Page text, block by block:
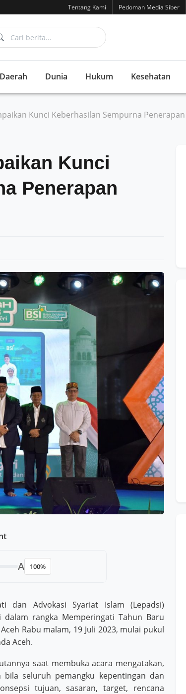
Tentang Kami Pedoman Media Siber
Daerah Dunia Hukum Kesehatan
Kunci Keberhasilan Sempurna
Kunci
Penerapan
A 100%
dan Advokasi Syariat Islam (Lepadsi)
rangka Memperingati Tahun Baru
Rabu malam, 19 Juli 2023, mulai pukul
Aceh.
saat membuka acara mengatakan,
seluruh pemangku kepentingan dan
tujuan, sasaran, target, rencana